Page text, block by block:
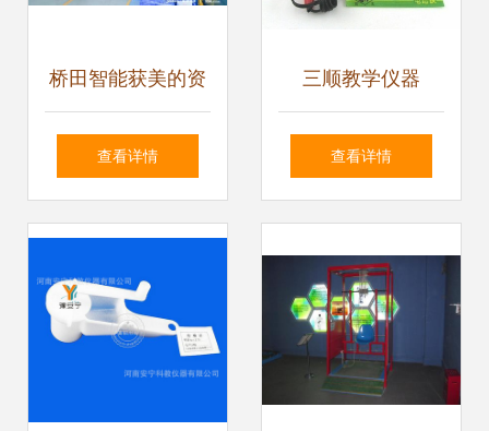
桥田智能获美的资
本数千万战略投资,
多款机器人末端设
备
查看详情
三顺教学仪器
81024电烙铁 数理
热利器
查看详情